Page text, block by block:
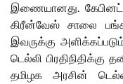
இணையானது.
கிரீன்வேஸ் சாலை
இவருக்கு
டெல்லி
தமிழக அரசின்